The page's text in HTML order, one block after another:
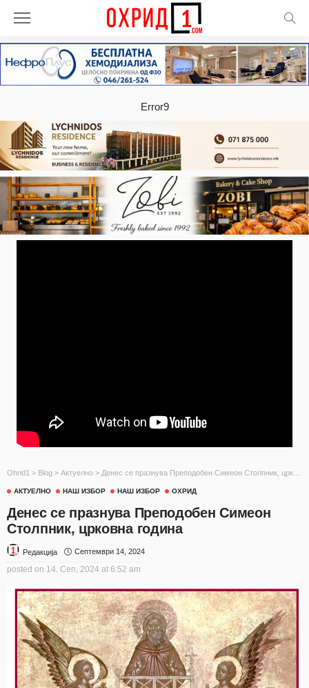
Error9
Ohrid1 > Blog > Актуелно > Денес се празнува Преподобен Симеон Столпник, црковна година
АКТУЕЛНО НАШ ИЗБОР НАШ ИЗБОР ОХРИД
Денес се празнува Преподобен Симеон
Столпник, црковна година
Редакција Септември 14, 2024
posted on 14. Сеп, 2024 at 6:52 am